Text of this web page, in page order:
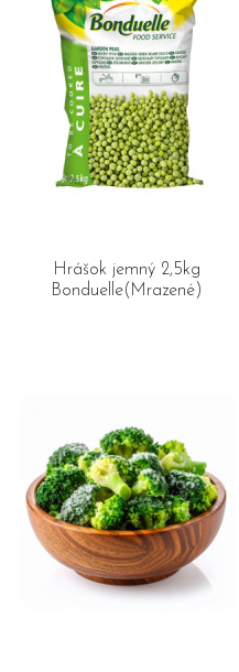
Hrášok jemný 2,5kg
Bonduelle(Mrazené)